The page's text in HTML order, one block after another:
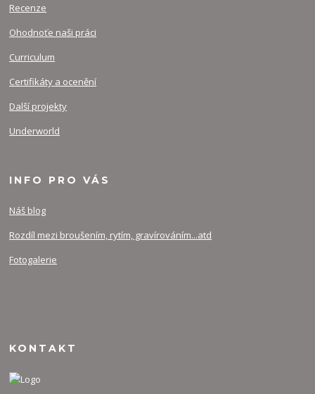
Recenze
Ohodnoťe naši práci
Curriculum
Certifikáty a ocenění
Další projekty
Underworld
INFO PRO VÁS
Náš blog
Rozdíl mezi broušením, rytím, gravírováním...atd
Fotogalerie
KONTAKT